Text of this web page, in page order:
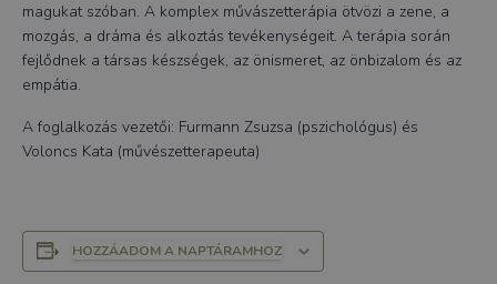
magukat szóban. A komplex művászetterápia ötvözi a zene, a
mozgás, a dráma és alkoztás tevékenységeit. A terápia során
fejlődnek a társas készségek, az önismeret, az önbizalom és az
empátia.
A foglalkozás vezetői: Furmann Zsuzsa (pszichológus) és
Voloncs Kata (művészetterapeuta)
HOZZÁADOM A NAPTÁRAMHOZ